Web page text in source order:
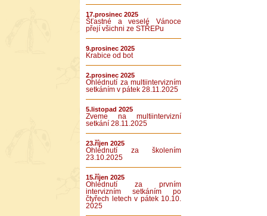
17.prosinec 2025
Šťastné a veselé Vánoce
přejí všichni ze STŘEPu
9.prosinec 2025
Krabice od bot
2.prosinec 2025
Ohlédnutí za multiintervizním
setkáním v pátek 28.11.2025
5.listopad 2025
Zveme na multiintervizní
setkání 28.11.2025
23.říjen 2025
Ohlédnutí za školením
23.10.2025
15.říjen 2025
Ohlédnutí za prvním
intervizním setkáním po
čtyřech letech v pátek 10.10.
2025